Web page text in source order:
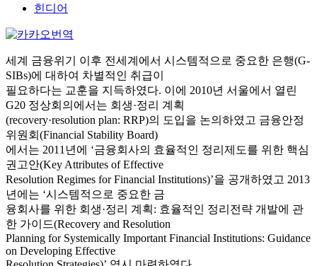
힌디어
세계 금융위기 이후 전세계에서 시스템적으로 중요한 은행(G-
SIBs)에 대하여 차별적인 취급이
필요하다는 교훈을 지득하였다. 이에 2010년 서울에서 열린
G20 정상회의에서는 회생·정리 계획
(recovery·resolution plan: RRP)의 도입을 논의하였고 금융안정
위원회(Financial Stability Board)
에서는 2011년에 ‘금융회사의 효율적인 정리제도를 위한 핵심
권고안(Key Attributes of Effective
Resolution Regimes for Financial Institutions)’을 공개하였고 2013
년에는 ‘시스템적으로 중요한 금
융회사를 위한 회생·정리 계획: 효율적인 정리전략 개발에 관
한 가이드(Recovery and Resolution
Planning for Systemically Important Financial Institutions: Guidance
on Developing Effective